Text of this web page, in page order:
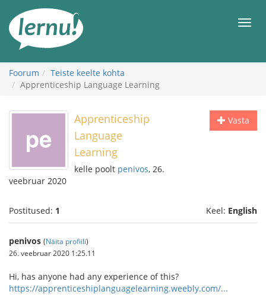
juurde
Foorum
Teiste keelte kohta
Apprenticeship Language Learning
Vasta
Apprenticeship
Language
Learning
kelle poolt penivos, 26.
veebruar 2020
Postitused: 1 Keel: English
penivos (Näita profiili)
26. veebruar 2020 1:25.11
Hi, has anyone had any experience of this?
https://apprenticeshiplanguagelearning.weebly.com/...